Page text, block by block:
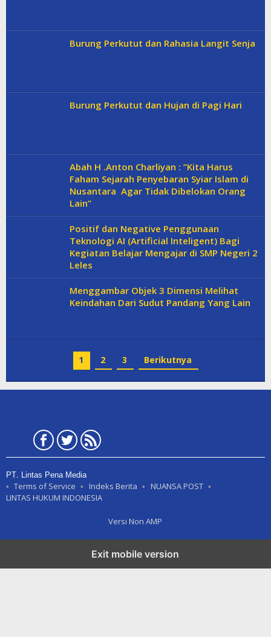
Burung Perkutut dan Rahasia Langit Senja
Burung Perkutut dan Hujan di Pagi Hari
Abah H .Anton Charliyan : ”Kita Harus
Faham Sejarah Penyebaran Syiar Islam di
Nusantara Agar Tidak Dibelokan Orang
Lain”
Positif dan Negative Penggunaan
Teknologi AI (Artificial Inteligent) Bagi
Kegiatan Belajar Mengajar di SMP Negeri 2
Leles
Menggambar Objek 3 Dimensi Melihat
Keindahan Dari Sudut Pandang Yang Lain
1 2 3 Berikutnya
PT. Lintas Pena Media
Terms of Service Indeks Berita
NUANSA POST
LINTAS HUKUM INDONESIA
Versi Non AMP
Exit mobile version